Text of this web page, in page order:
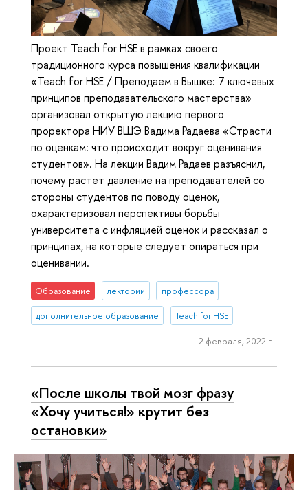
Проект Teach for HSE в рамках своего
традиционного курса повышения квалификации
«Teach for HSE / Преподаем в Вышке: 7 ключевых
принципов преподавательского мастерства»
организовал открытую лекцию первого
проректора НИУ ВШЭ Вадима Радаева «Страсти
по оценкам: что происходит вокруг оценивания
студентов». На лекции Вадим Радаев разъяснил,
почему растет давление на преподавателей со
стороны студентов по поводу оценок,
охарактеризовал перспективы борьбы
университета с инфляцией оценок и рассказал о
принципах, на которые следует опираться при
оценивании.
Образование лектории профессора
дополнительное образование Teach for HSE
2 февраля, 2022 г.
«После школы твой мозг фразу
«Хочу учиться!» крутит без
остановки»